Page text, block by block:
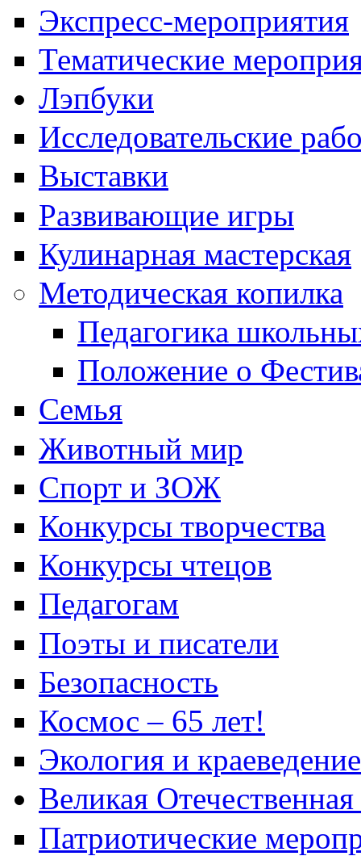
Экспресс-мероприятия
Тематические
Лэпбуки
Исследовательские
Выставки
Развивающие игры
Кулинарная мастерская
Методическая копилка
Педагогика
Положение о
Семья
Животный мир
Спорт и ЗОЖ
Конкурсы творчества
Конкурсы чтецов
Педагогам
Поэты и писатели
Безопасность
Космос – 65 лет!
Экология и краеведение
Великая
Патриотические